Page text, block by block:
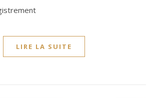
LIRE LA SUITE